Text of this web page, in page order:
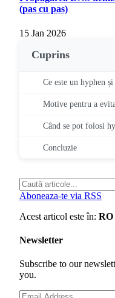
(pas cu pas)
15 Jan 2026
Cuprins
Ce este un hyphen
Motive pentru a
Când se pot folosi
Concluzie
Aboneaza-te via RSS
Acest articol este în: RO
Newsletter
Subscribe to our
you.